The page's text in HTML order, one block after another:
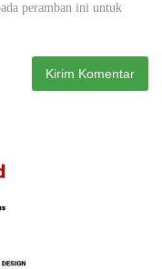
peramban ini untuk